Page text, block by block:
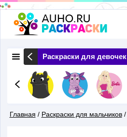
Перейти
к
основному
содержанию
Природа Раскраски для девочек
Главная / Раскраски для мальчиков /